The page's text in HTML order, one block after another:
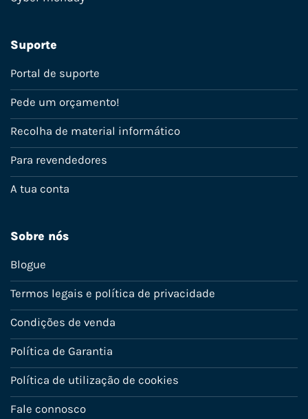
Suporte
Portal de suporte
Pede um orçamento!
Recolha de material informático
Para revendedores
A tua conta
Sobre nós
Blogue
Termos legais e política de privacidade
Condições de venda
Política de Garantia
Política de utilização de cookies
Fale connosco